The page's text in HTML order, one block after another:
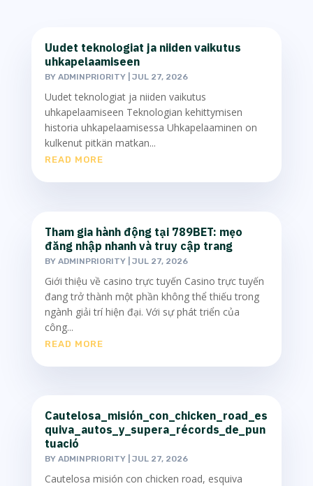
Uudet teknologiat ja niiden vaikutus
uhkapelaamiseen
BY ADMINPRIORITY| JUL 27, 2026
Uudet teknologiat ja niiden vaikutus
uhkapelaamiseen Teknologian kehittymisen
historia uhkapelaamisessa Uhkapelaaminen on
kulkenut pitkän matkan...
READ MORE
Tham gia hành động tại 789BET: mẹo
đăng nhập nhanh và truy cập trang
BY ADMINPRIORITY| JUL 27, 2026
Giới thiệu về casino trực tuyến Casino trực tuyến
đang trở thành một phần không thể thiếu trong
ngành giải trí hiện đại. Với sự phát triển của
công...
READ MORE
Cautelosa_misión_con_chicken_road_es
quiva_autos_y_supera_récords_de_pun
tuació
BY ADMINPRIORITY| JUL 27, 2026
Cautelosa misión con chicken road, esquiva